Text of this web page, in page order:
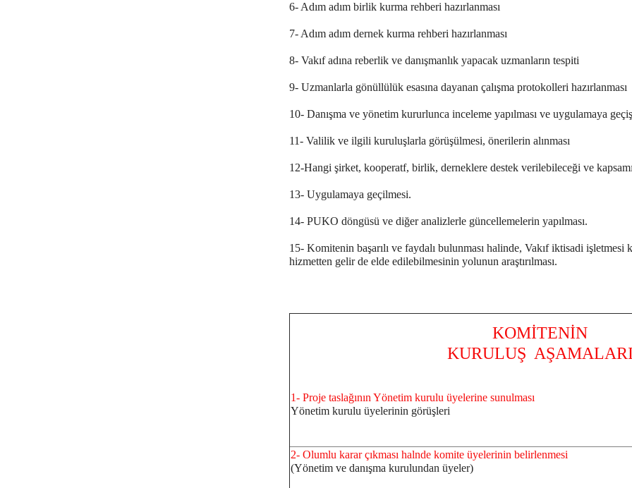
6- Adım adım birlik kurma rehberi hazırlanması
7- Adım adım dernek kurma rehberi hazırlanması
8- Vakıf adına reberlik ve danışmanlık yapacak uzmanların tespiti
9- Uzmanlarla gönüllülük esasına dayanan çalışma protokolleri hazırlanması
10- Danışma ve yönetim kururlunca inceleme yapılması ve uygulamaya geçiş
11- Valilik ve ilgili kuruluşlarla görüşülmesi, önerilerin alınması
12-Hangi şirket, kooperatf, birlik, derneklere destek verilebileceği ve
13- Uygulamaya geçilmesi.
14- PUKO döngüsü ve diğer analizlerle güncellemelerin yapılması.
15- Komitenin başarılı ve faydalı bulunması halinde, Vakıf iktisadi
hizmetten gelir de elde edilebilmesinin yolunun araştırılması.
KOMİTENİN
KURULUŞ
1- Proje taslağının Yönetim kurulu üyelerine sunulması
Yönetim kurulu üyelerinin görüşleri
2- Olumlu karar çıkması halnde komite üyelerinin belirlenmesi
(Yönetim ve danışma kurulundan üyeler)